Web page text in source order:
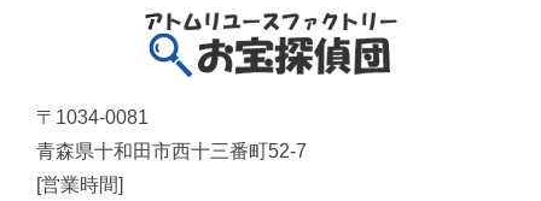
〒1034-0081
青森県十和田市西十三番町52-7
[営業時間]